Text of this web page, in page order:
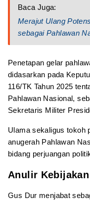
Baca Juga:
Merajut Ulang
sebagai Pahlawan
Penetapan gelar
didasarkan pada
116/TK Tahun 2025
Pahlawan Nasional,
Sekretaris Militer
Ulama sekaligus tokoh
anugerah Pahlawan
bidang perjuangan
Anulir
Gus Dur menjabat